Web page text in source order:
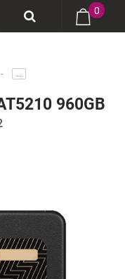
0
.....
960GB